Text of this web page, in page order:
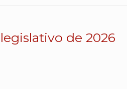
de 2026